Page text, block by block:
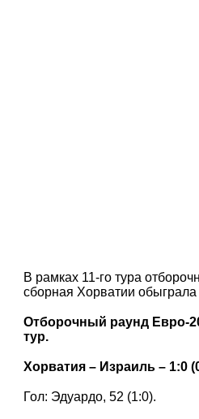
В рамках 11-го тура
сборная Хорватии
Отборочный раунд Евро-
тур.
Хорватия – Израиль – 1:0
Гол: Эдуардо, 52 (1:0).